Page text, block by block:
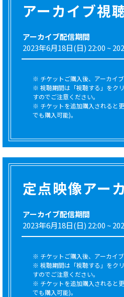
アーカイブ視
アーカイブ配信期間
2023年6月18日(日) 22:00~
※ チケットご購入後、アーカイ
※ 視聴期間は「視聴する」をク
すのでご注意ください。
※ チケットを追加購入されると
でも購入可能)。
定点映像アー
アーカイブ配信期間
2023年6月18日(日) 22:00~
※ チケットご購入後、アーカイ
※ 視聴期間は「視聴する」をク
すのでご注意ください。
※ チケットを追加購入されると
でも購入可能)。